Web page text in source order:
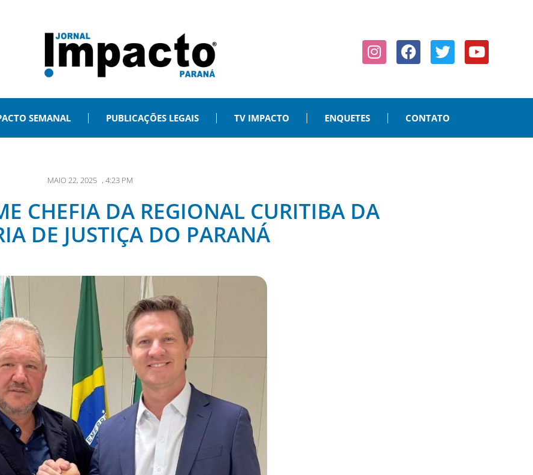
SEMANAL PUBLICAÇÕES LEGAIS TV IMPACTO ENQUETES CONTATO
MAIO 22, 2025 , 4:23 PM
CHEFIA DA REGIONAL CURITIBA DA
DE JUSTIÇA DO PARANÁ